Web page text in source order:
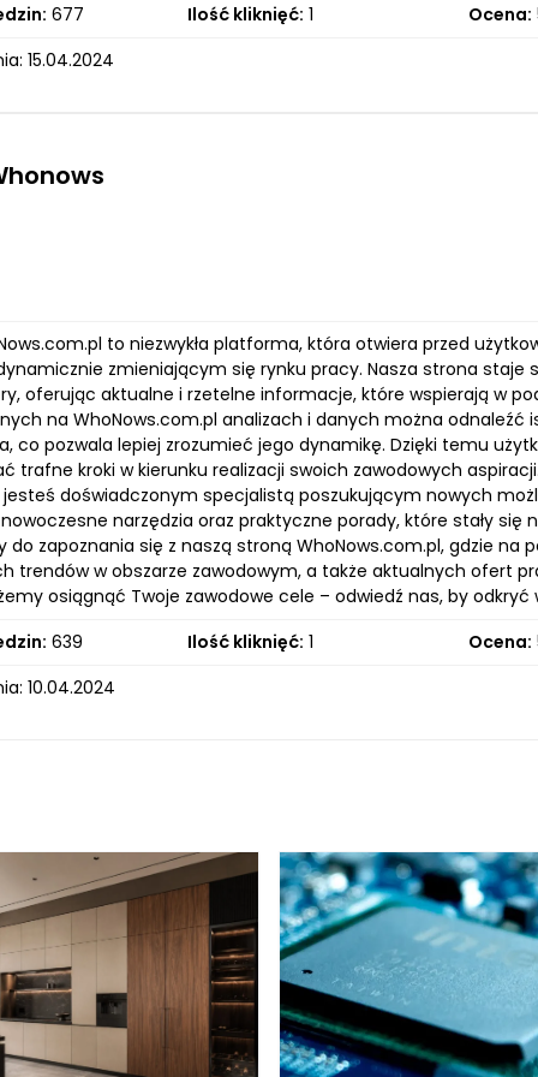
677 Ilość kliknięć: 1 Ocena:
15.04.2024
to niezwykła platforma, która otwiera przed
zmieniającym się rynku pracy. Nasza strona
oferując aktualne i rzetelne informacje, które wspierają w
na WhoNows.com.pl analizach i danych można
co pozwala lepiej zrozumieć jego dynamikę. Dzięki temu
trafne kroki w kierunku realizacji swoich zawodowych
jesteś doświadczonym specjalistą poszukującym nowych
narzędzia oraz praktyczne porady, które stały się
do zapoznania się z naszą stroną WhoNows.com.pl, gdzie
trendów w obszarze zawodowym, a także aktualnych ofert
osiągnąć Twoje zawodowe cele – odwiedź nas, by
639 Ilość kliknięć: 1 Ocena:
10.04.2024